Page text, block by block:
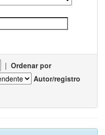
| Ordenar por
Autor/registro